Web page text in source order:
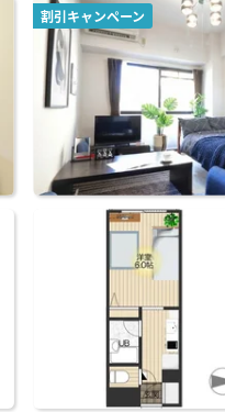
割引キャンペーン